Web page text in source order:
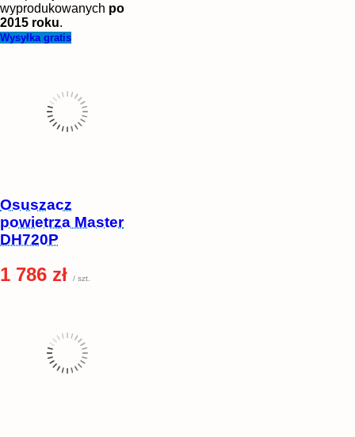
wyprodukowanych po
2015 roku.
Wysyłka gratis
Osuszacz
powietrza Master
DH720P
1 786 zł / szt.